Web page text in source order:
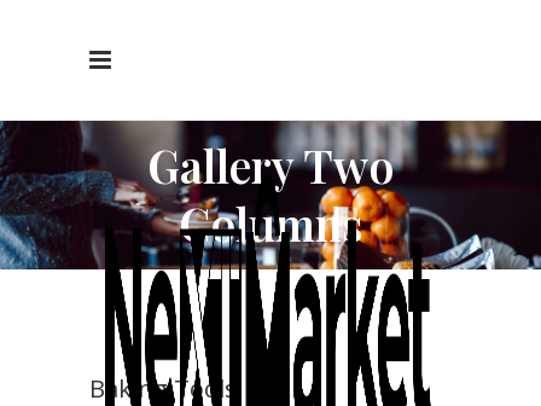
Gallery Two
Columns
Baking Tools